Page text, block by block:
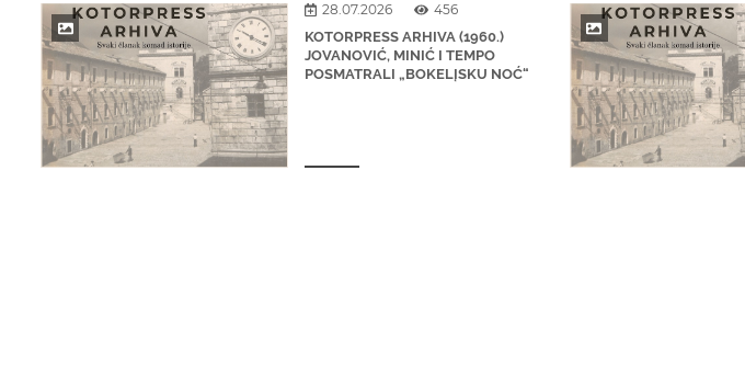
28.07.2026
456
KOTORPRESS ARHIVA (1960.)
JOVANOVIĆ, MINIĆ I TEMPO
POSMATRALI „BOKELĮSKU NOĆ“